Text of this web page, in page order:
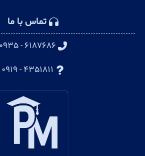
تماس با ما
۶۱۸۷۶۸۶ - ۰۹۳۵